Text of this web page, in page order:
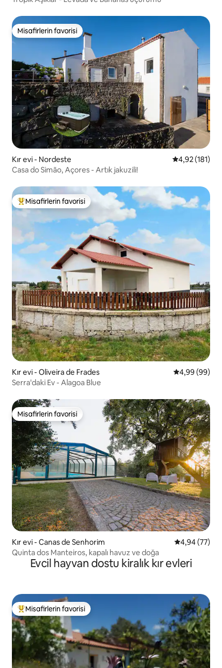
Misafirlerin favorisi
Misafirlerin favorisi
Kır evi - Nordeste 5 üzerinden
4,92 (181)
Casa do Simão, Açores - Artık jakuzili!
Misafirlerin favorilerinden en beğenilenler arasında
Misafirlerin favorisi
Kır evi - Oliveira de Frades 5 üzerinden
4,99 (99)
Serra'daki Ev - Alagoa Blue
Misafirlerin favorisi
Misafirlerin favorisi
Kır evi - Canas de Senhorim 5 üzerinden
4,94 (77)
Quinta dos Manteiros, kapalı havuz ve doğa
Evcil hayvan dostu kiralık kır evleri
Misafirlerin favorilerinden en beğenilenler arasında
Misafirlerin favorisi